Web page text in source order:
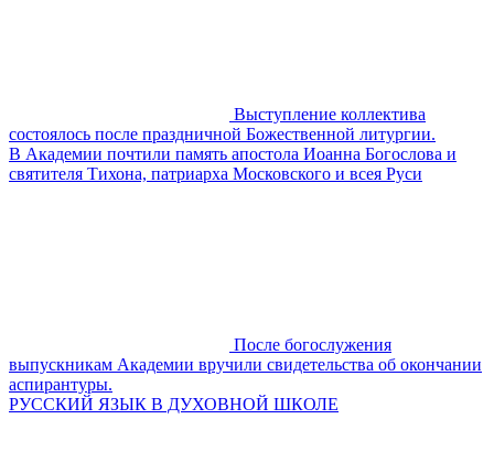
Выступление коллектива
состоялось после праздничной Божественной литургии.
В Академии почтили память апостола Иоанна Богослова и
святителя Тихона, патриарха Московского и всея Руси
После богослужения
выпускникам Академии вручили свидетельства об окончании
аспирантуры.
РУССКИЙ ЯЗЫК В ДУХОВНОЙ ШКОЛЕ